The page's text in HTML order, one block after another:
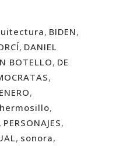
, BIDEN,
, DANIEL
BOTELLO, DE
,
,
hermosillo,
, PERSONAJES,
, sonora,